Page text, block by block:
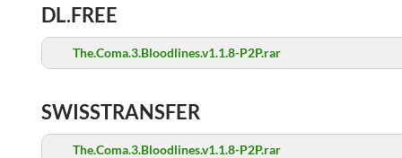
DL.FREE
The.Coma.3.Bloodlines.v1.1.8-P2P.rar
SWISSTRANSFER
The.Coma.3.Bloodlines.v1.1.8-P2P.rar